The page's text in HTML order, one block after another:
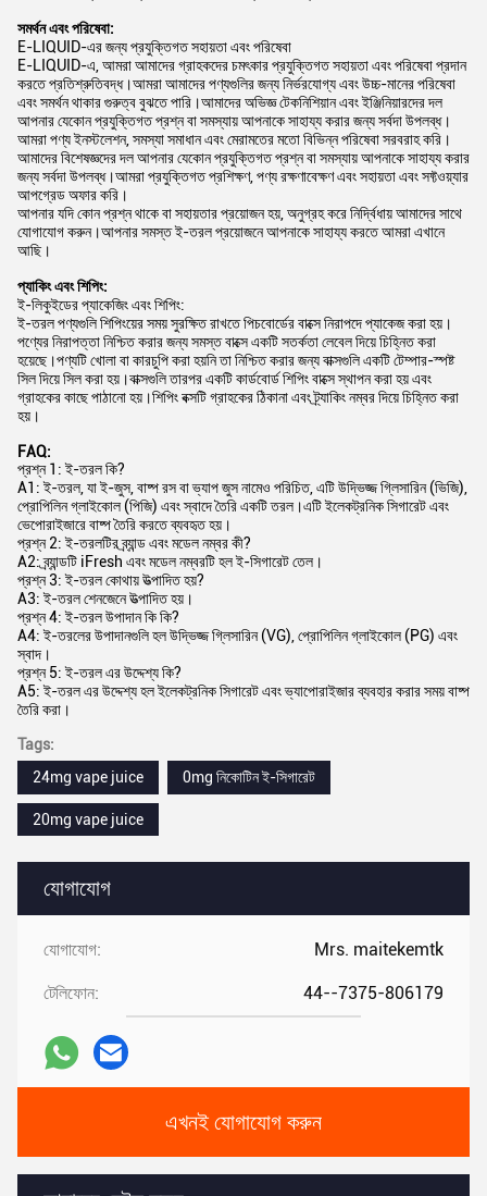
যোগাযোগ: Mrs. maitekemtk
টেলিফোন: 44--7375-806179
এখনই যোগাযোগ করুন
আমাদের মেইল করুন
E-LIQUID-এ, আমরা আমাদের গ্রাহকদের চমৎকার প্রযুক্তিগত সহায়তা এবং পরিষেবা প্রদান
করতে প্রতিশ্রুতিবদ্ধ।আমরা আমাদের পণ্যগুলির জন্য নির্ভরযোগ্য এবং উচ্চ-মানের পরিষেবা
এবং সমর্থন থাকার গুরুত্ব বুঝতে পারি।আমাদের অভিজ্ঞ টেকনিশিয়ান এবং ইঞ্জিনিয়ারদের দল
আপনার যেকোন প্রযুক্তিগত প্রশ্ন বা সমস্যায় আপনাকে সাহায্য করার জন্য সর্বদা উপলব্ধ।
আমরা পণ্য ইনস্টলেশন, সমস্যা সমাধান এবং মেরামতের মতো বিভিন্ন পরিষেবা সরবরাহ করি।
আমাদের বিশেষজ্ঞদের দল আপনার যেকোন প্রযুক্তিগত প্রশ্ন বা সমস্যায় আপনাকে সাহায্য করার
জন্য সর্বদা উপলব্ধ।আমরা প্রযুক্তিগত প্রশিক্ষণ, পণ্য রক্ষণাবেক্ষণ এবং সহায়তা এবং সফ্টওয়্যার
আপগ্রেড অফার করি।
আপনার যদি কোন প্রশ্ন থাকে বা সহায়তার প্রয়োজন হয়, অনুগ্রহ করে নির্দ্বিধায় আমাদের সাথে
যোগাযোগ করুন।আপনার সমস্ত ই-তরল প্রয়োজনে আপনাকে সাহায্য করতে আমরা এখানে
আছি।
প্যাকিং এবং শিপিং:
ই-তরল পণ্যগুলি শিপিংয়ের সময় সুরক্ষিত রাখতে পিচবোর্ডের বাক্সে নিরাপদে প্যাকেজ করা হয়।
পণ্যের নিরাপত্তা নিশ্চিত করার জন্য সমস্ত বাক্সে একটি সতর্কতা লেবেল দিয়ে চিহ্নিত করা
হয়েছে।পণ্যটি খোলা বা কারচুপি করা হয়নি তা নিশ্চিত করার জন্য বাক্সগুলি একটি টেম্পার-স্পষ্ট
সিল দিয়ে সিল করা হয়।বাক্সগুলি তারপর একটি কার্ডবোর্ড শিপিং বাক্সে স্থাপন করা হয় এবং
গ্রাহকের কাছে পাঠানো হয়।শিপিং বক্সটি গ্রাহকের ঠিকানা এবং ট্র্যাকিং নম্বর দিয়ে চিহ্নিত করা
হয়।
FAQ:
A1: ই-তরল, যা ই-জুস, বাষ্প রস বা ভ্যাপ জুস নামেও পরিচিত, এটি উদ্ভিজ্জ গ্লিসারিন (ভিজি),
প্রোপিলিন গ্লাইকোল (পিজি) এবং স্বাদে তৈরি একটি তরল।এটি ইলেকট্রনিক সিগারেট এবং
ভেপোরাইজারে বাষ্প তৈরি করতে ব্যবহৃত হয়।
প্রশ্ন 2: ই-তরলটির ব্র্যান্ড এবং মডেল নম্বর কী?
A2: ব্র্যান্ডটি iFresh এবং মডেল নম্বরটি হল ই-সিগারেট তেল।
প্রশ্ন 3: ই-তরল কোথায় উত্পাদিত হয়?
A3: ই-তরল শেনজেনে উত্পাদিত হয়।
প্রশ্ন 4: ই-তরল উপাদান কি কি?
A4: ই-তরলের উপাদানগুলি হল উদ্ভিজ্জ গ্লিসারিন (VG), প্রোপিলিন গ্লাইকোল (PG) এবং
স্বাদ।
প্রশ্ন 5: ই-তরল এর উদ্দেশ্য কি?
A5: ই-তরল এর উদ্দেশ্য হল ইলেকট্রনিক সিগারেট এবং ভ্যাপোরাইজার ব্যবহার করার সময় বাষ্প
তৈরি করা।
Tags:
24mg vape juice
20mg vape juice